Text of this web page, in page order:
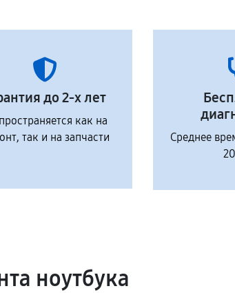
до 2-х лет
как на
так и на запчасти
Среднее
ноутбука